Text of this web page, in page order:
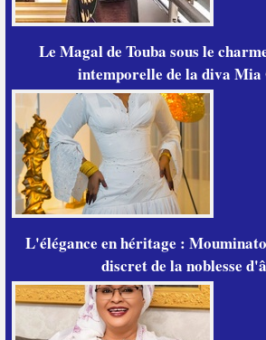
Le Magal de Touba sous le
intemporelle de la diva Mia
L'élégance en héritage :
discret de la noblesse